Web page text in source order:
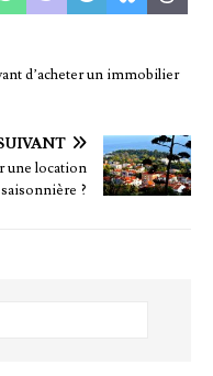
d’acheter un immobilier
une location
saisonnière ?